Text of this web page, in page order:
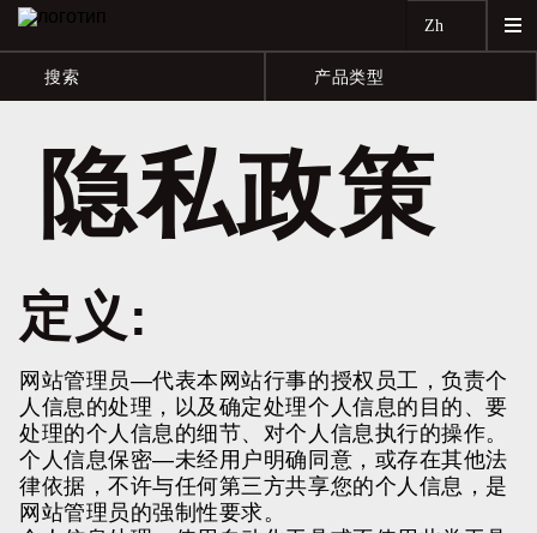
Zh
搜索 产品类型
隐私政策
定义:
网站管理员—代表本网站行事的授权员工，负责个
人信息的处理，以及确定处理个人信息的目的、要
处理的个人信息的细节、对个人信息执行的操作。
个人信息保密—未经用户明确同意，或存在其他法
律依据，不许与任何第三方共享您的个人信息，是
网站管理员的强制性要求。